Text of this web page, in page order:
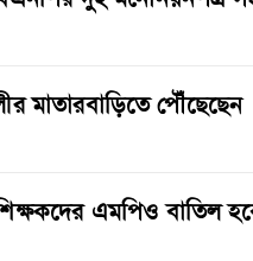
মাতারবাড়িতে পৌঁছেছেন
এমপিও বাতিল